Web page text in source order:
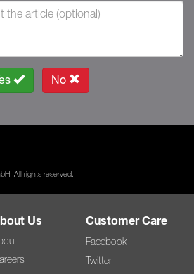
No
All rights reserved.
Us Customer Care
Facebook
Twitter